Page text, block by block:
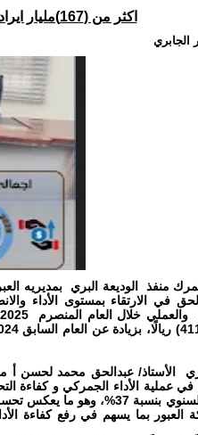
اكثر من (167)مليار ايرادات جمرك منفذ الوديعة البري خلال العام المنصرم 2026
الجابري
منفذ الوديعة البري بمديريه
في الارتقاء بمستوى الأداء
الأستاذ/ عبدالحق محمد لحسن
عملية الأداء الجمركي و كفاءة
حقق نسبة نمو في الإيرادات بلغت 23%، متجاوزًا
العبور بما يسهم في رفع كفاءة